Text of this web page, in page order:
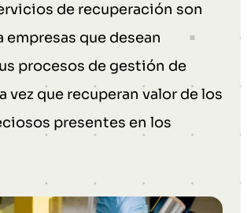
de recuperación son
empresas que desean
procesos de gestión de
vez que recuperan valor de los
presentes en los